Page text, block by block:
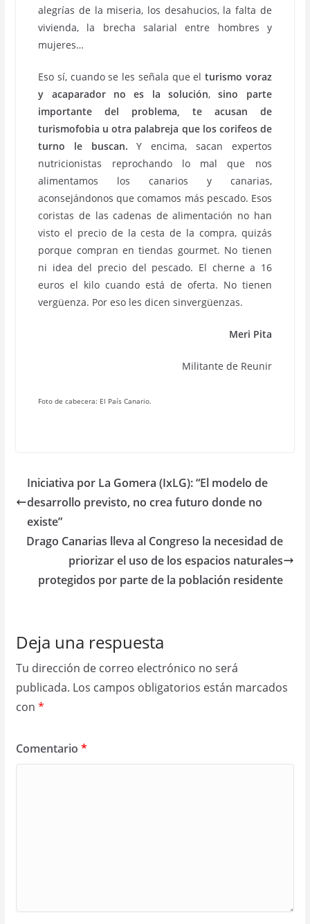
alegrías de la miseria, los desahucios, la falta de
vivienda, la brecha salarial entre hombres y
mujeres…
Eso sí, cuando se les señala que elturismo voraz
y acaparador no es la solución,sino parte
importante del problema, te acusan de
turismofobia u otra palabreja que los corifeos de
turno le buscan. Y encima, sacan expertos
nutricionistas reprochando lo mal que nos
alimentamos los canarios y canarias,
aconsejándonos que comamos más pescado. Esos
coristas de las cadenas de alimentación no han
visto el precio de la cesta de la compra, quizás
porque compran en tiendas gourmet. No tienen
ni idea del precio del pescado. El cherne a 16
euros el kilo cuando está de oferta. No tienen
vergüenza. Por eso les dicen sinvergüenzas.
Meri Pita
Militante de Reunir
Foto de cabecera: El País Canario.
Iniciativa por La Gomera (IxLG): “El modelo de
desarrollo previsto, no crea futuro donde no
existe”
Drago Canarias lleva al Congreso la necesidad de
priorizar el uso de los espacios naturales
protegidos por parte de la población residente
Deja una respuesta
Tu dirección de correo electrónico no será
publicada. Los campos obligatorios están marcados
con *
Comentario *